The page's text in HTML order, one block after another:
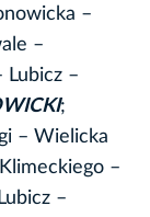
–
–
Lubicz –
;
– Wielicka
–
–